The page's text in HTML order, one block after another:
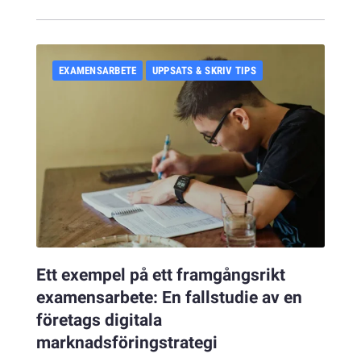
EXAMENSARBETE UPPSATS & SKRIV TIPS
Ett exempel på ett framgångsrikt
examensarbete: En fallstudie av en
företags digitala
marknadsföringstrategi